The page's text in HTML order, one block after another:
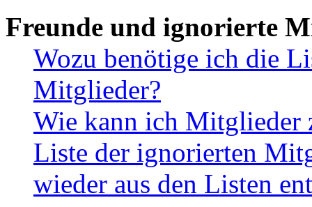
Freunde und ignorierte
Wozu benötige ich die
Mitglieder?
Wie kann ich Mitglieder
Liste der ignorierten
wieder aus den Listen